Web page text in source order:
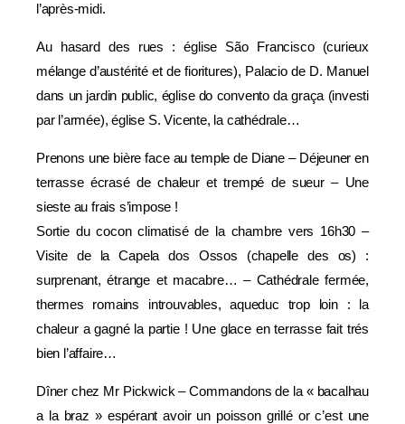
l’après-midi.
Au hasard des rues : église São Francisco (curieux
mélange d’austérité et de fioritures), Palacio de D. Manuel
dans un jardin public, église do convento da graça (investi
par l’armée), église S. Vicente, la cathédrale…
Prenons une bière face au temple de Diane – Déjeuner en
terrasse écrasé de chaleur et trempé de sueur – Une
sieste au frais s’impose !
Sortie du cocon climatisé de la chambre vers 16h30 –
Visite de la Capela dos Ossos (chapelle des os) :
surprenant, étrange et macabre… – Cathédrale fermée,
thermes romains introuvables, aqueduc trop loin : la
chaleur a gagné la partie ! Une glace en terrasse fait trés
bien l’affaire…
Dîner chez Mr Pickwick – Commandons de la « bacalhau
a la braz » espérant avoir un poisson grillé or c’est une